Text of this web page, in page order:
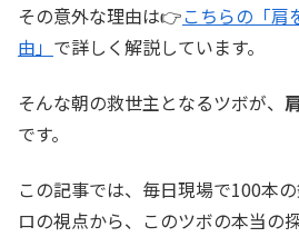
その意外な理由は👉こちらの「肩
由」 で詳しく解説しています。
そんな朝の救世主となるツボが、
です。
この記事では、毎日現場で100本
ロの視点から、このツボの本当の